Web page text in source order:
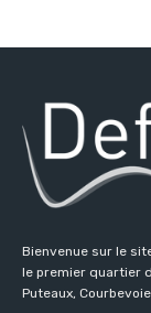
Bienvenue sur le
le premier quartier
Puteaux,